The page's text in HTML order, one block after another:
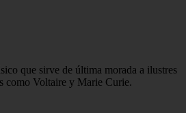
que sirve de última morada a ilustres
como Voltaire y Marie Curie.